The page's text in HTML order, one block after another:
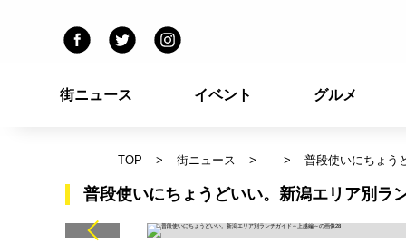
街ニュース イベント グルメ
TOP 街ニュース 普段使いにちょう
普段使いにちょうどいい。新潟エリア別ラ